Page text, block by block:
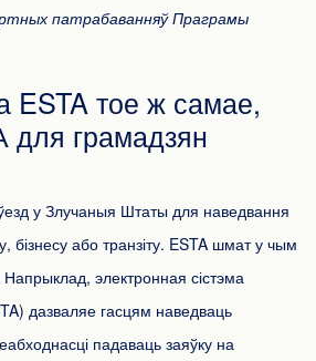
патрабаванняў Праграмы
ESTA тое ж самае,
для грамадзян
у Злучаныя Штаты для наведвання
бізнесу або транзіту. ESTA шмат у чым
Напрыклад, электронная сістэма
дазваляе гасцям наведваць
падаваць заяўку на